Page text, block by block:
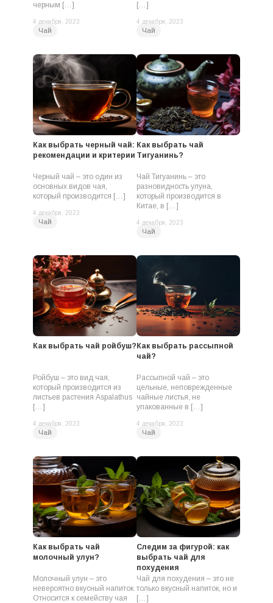
черным […]
4 декабря, 2023
Чай
[…]
4 декабря, 2023
Чай
Как выбрать черный чай:
рекомендации и критерии
Черный чай – это один из
основных видов чая,
который производится […]
4 декабря, 2023
Чай
Как выбрать чай
Тигуанинь?
Чай Тигуанинь – это
разновидность улуна,
который производится в
Китае, в […]
4 декабря, 2023
Чай
Как выбрать чай ройбуш?
Ройбуш – это вид чая,
который производится из
листьев растения Aspalathus
[…]
4 декабря, 2023
Чай
Как выбрать рассыпной
чай?
Рассыпной чай – это
цельные, неповрежденные
чайные листья, не
упакованные в […]
4 декабря, 2023
Чай
Как выбрать чай
молочный улун?
Молочный улун – это
невероятно вкусный напиток.
Относится к семейству чая
Следим за фигурой: как
выбрать чай для
похудения
Чай для похудения – это не
только вкусный напиток, но и
[…]